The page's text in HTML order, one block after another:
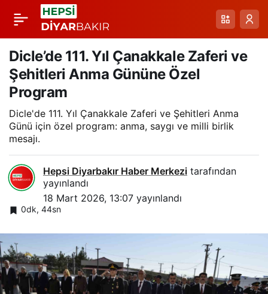
Dicle’de 111. Yıl Çanakkale Zaferi ve
Şehitleri Anma Gününe Özel
Program
Dicle'de 111. Yıl Çanakkale Zaferi ve Şehitleri Anma
Günü için özel program: anma, saygı ve milli birlik
mesajı.
Hepsi Diyarbakır Haber Merkezi tarafından
yayınlandı
18 Mart 2026, 13:07 yayınlandı
0dk, 44sn
Çermik’te Çanakkale
Zaferi’nin 111.
Yıldönümü Törenleri
Coşkuyla Kutlandı
Paylaş